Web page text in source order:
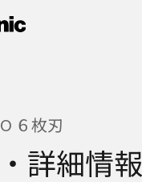
６枚刃
詳細情報